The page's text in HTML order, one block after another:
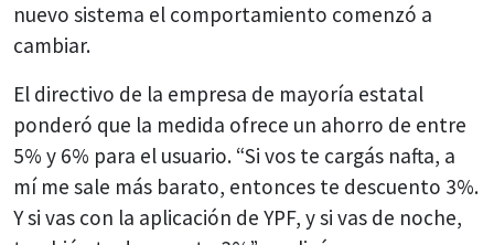
nuevo sistema el comportamiento comenzó a
cambiar.
El directivo de la empresa de mayoría estatal
ponderó que la medida ofrece un ahorro de entre
5% y 6% para el usuario. “Si vos te cargás nafta, a
mí me sale más barato, entonces te descuento 3%.
Y si vas con la aplicación de YPF, y si vas de noche,